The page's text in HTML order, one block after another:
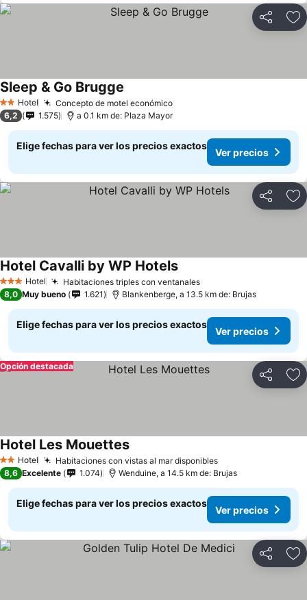
Compartir
2 Estrellas
Hotel Concepto de motel económicoVer precios
Sleep & Go Brugge
6,2 1.575 a 0.1 km de: Plaza Mayor
Elige fechas para ver los precios exactos
Ver precios
Compartir
3 Estrellas
Hotel Habitaciones triples con ventanalesVer precios
Hotel Cavalli by WP HotelsVer precios
8,0 Muy bueno 1.621 Blankenberge, a 13.5 km de: Brujas
Elige fechas para ver los precios exactos
Ver precios
Compartir
Opción destacada
2 Estrellas
Hotel Habitaciones con vistas al mar disponiblesVer precios
Hotel Les MouettesVer precios
8,6 Excelente 1.074 Wenduine, a 14.5 km de: Brujas
Elige fechas para ver los precios exactos
Ver precios
Compartir